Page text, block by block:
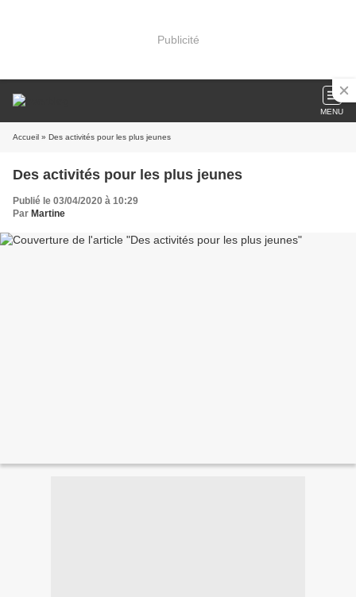
Publicité
MENU
Accueil » Des activités pour les plus jeunes
Des activités pour les plus jeunes
Publié le 03/04/2020 à 10:29
Par Martine